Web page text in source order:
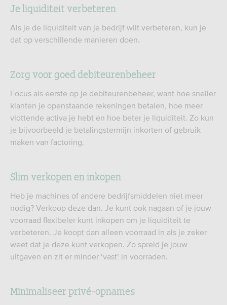
Je liquiditeit verbeteren
Als je de liquiditeit van je bedrijf wilt verbeteren, kun je
dat op verschillende manieren doen.
Zorg voor goed debiteurenbeheer
Focus als eerste op je debiteurenbeheer, want hoe sneller
klanten je openstaande rekeningen betalen, hoe meer
vlottende activa je hebt en hoe beter je liquiditeit. Zo kun
je bijvoorbeeld je betalingstermijn inkorten of gebruik
maken van factoring.
Slim verkopen en inkopen
Heb je machines of andere bedrijfsmiddelen niet meer
nodig? Verkoop deze dan. Je kunt ook nagaan of je jouw
voorraad flexibeler kunt inkopen om je liquiditeit te
verbeteren. Je koopt dan alleen voorraad in als je zeker
weet dat je deze kunt verkopen. Zo spreid je jouw
uitgaven en zit er minder ‘vast’ in voorraden.
Minimaliseer privé-opnames